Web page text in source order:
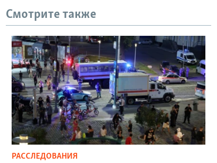
Смотрите также
РАССЛЕДОВАНИЯ